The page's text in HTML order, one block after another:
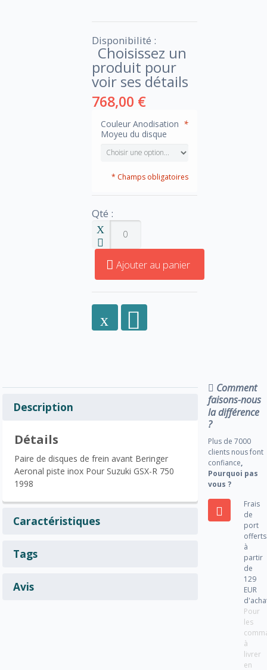
Disponibilité :
Choisissez un
produit pour
voir ses détails
768,00 €
*
Couleur Anodisation
Moyeu du disque
* Champs obligatoires
Qté :
Ajouter au panier
Description
Détails
Paire de disques de frein avant Beringer
Aeronal piste inox Pour Suzuki GSX-R 750
1998
Caractéristiques
Tags
Avis
Comment
faisons-nous
la différence
?
Plus de 7000
clients nous font
confiance,
Pourquoi pas
vous ?
Frais
de
port
offerts
à
partir
de
129
EUR
Pour
les
à
livrer
en